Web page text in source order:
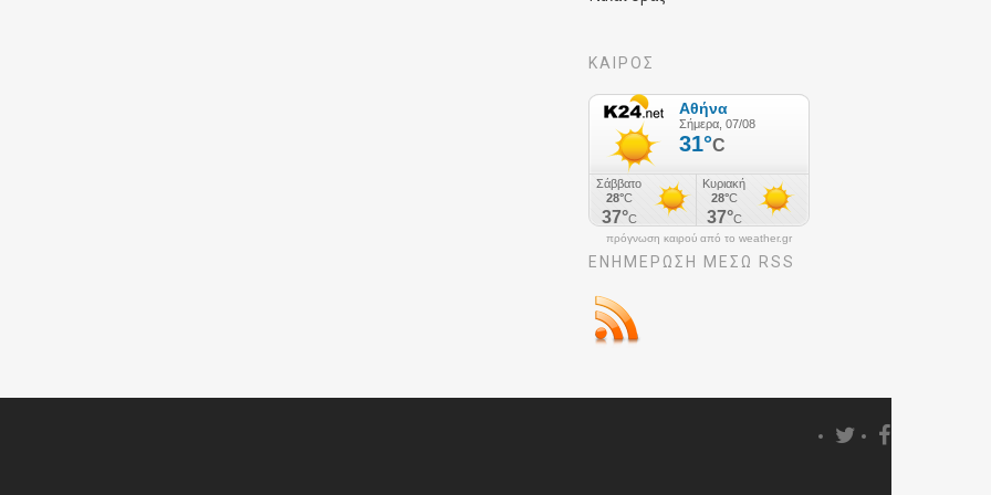
ΚΑΙΡΟΣ
πρόγνωση καιρού από το weather.gr
ΕΝΗΜΈΡΩΣΉ ΜΕΣΩ RSS